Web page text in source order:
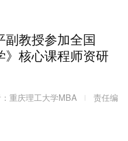
副教授参加全国
》核心课程师资研
重庆理工大学MBA
责任编